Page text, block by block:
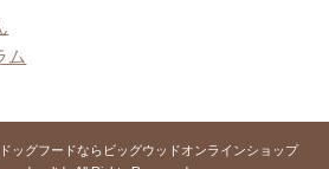
ム
ッグフードならビッグウッドオンラインショップ